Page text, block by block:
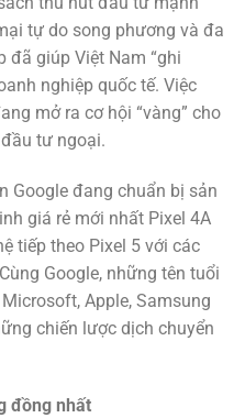
tự do song phương và đa
đã giúp Việt Nam “ghi
nghiệp quốc tế. Việc
mở ra cơ hội “vàng” cho
tư ngoại.
Google đang chuẩn bị sản
giá rẻ mới nhất Pixel 4A
tiếp theo Pixel 5 với các
Google, những tên tuổi
Apple, Samsung
chiến lược dịch chuyển
đồng nhất